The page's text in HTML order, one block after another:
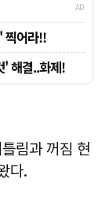
림과 꺼짐 현
다.